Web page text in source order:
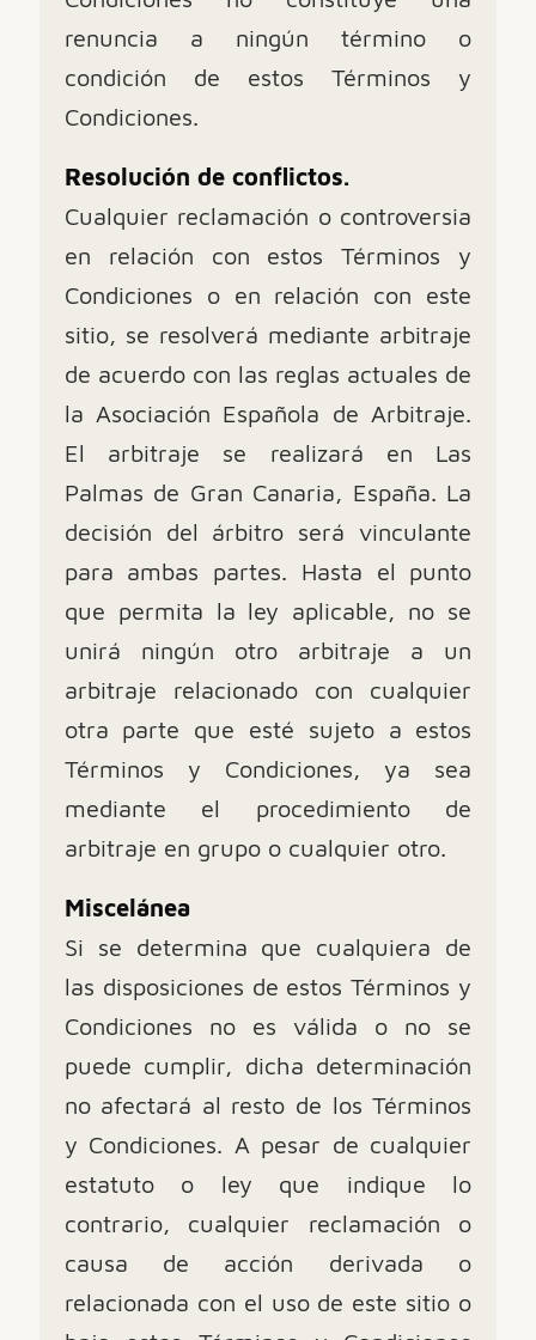
renuncia a ningún término o
condición de estos Términos y
Condiciones.
Resolución de conflictos.
Cualquier reclamación o controversia
en relación con estos Términos y
Condiciones o en relación con este
sitio, se resolverá mediante arbitraje
de acuerdo con las reglas actuales de
la Asociación Española de Arbitraje.
El arbitraje se realizará en Las
Palmas de Gran Canaria, España. La
decisión del árbitro será vinculante
para ambas partes. Hasta el punto
que permita la ley aplicable, no se
unirá ningún otro arbitraje a un
arbitraje relacionado con cualquier
otra parte que esté sujeto a estos
Términos y Condiciones, ya sea
mediante el procedimiento de
arbitraje en grupo o cualquier otro.
Miscelánea
Si se determina que cualquiera de
las disposiciones de estos Términos y
Condiciones no es válida o no se
puede cumplir, dicha determinación
no afectará al resto de los Términos
y Condiciones. A pesar de cualquier
estatuto o ley que indique lo
contrario, cualquier reclamación o
causa de acción derivada o
relacionada con el uso de este sitio o